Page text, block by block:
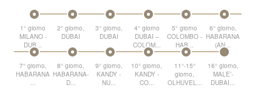
1° giorno
MILANO -
DUB...
2° giorno,
DUBAI
3° giorno,
DUBAI
4° giorno
DUBAI –
COLOM...
5° giorno
COLOMBO -
HAB...
6° giorno,
HABARANA
(AN...
7° giorno,
HABARANA
...
8° giorno,
HABARANA-
D...
9° giorno,
KANDY -
NU...
10° giorno,
KANDY -
CO...
11°-15°
giorno,
OLHUVEL...
16° giorno,
MALE’-
DUBAI...